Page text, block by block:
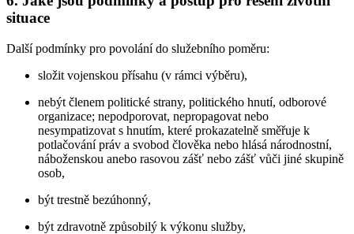
situace
Další podmínky pro povolání do služebního poměru:
složit vojenskou přísahu (v rámci výběru),
nebýt členem politické strany, politického hnutí, odborové
organizace; nepodporovat, nepropagovat nebo
nesympatizovat s hnutím, které prokazatelně směřuje k
potlačování práv a svobod člověka nebo hlásá národnostní,
náboženskou anebo rasovou zášť nebo zášť vůči jiné skupině
osob,
být trestně bezúhonný,
být zdravotně způsobilý k výkonu služby,